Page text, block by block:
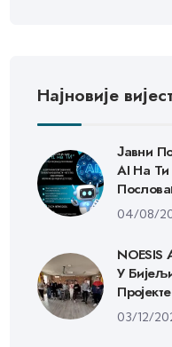
Најновије
Јавни
AI На Ти
04/08/
У
Пројекте
03/12/